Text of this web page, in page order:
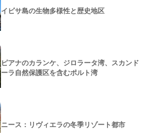
イビサ島の生物多様性と歴史地区
ピアナのカランケ、ジロラータ湾、スカンド
ーラ自然保護区を含むポルト湾
ニース：リヴィエラの冬季リゾート都市